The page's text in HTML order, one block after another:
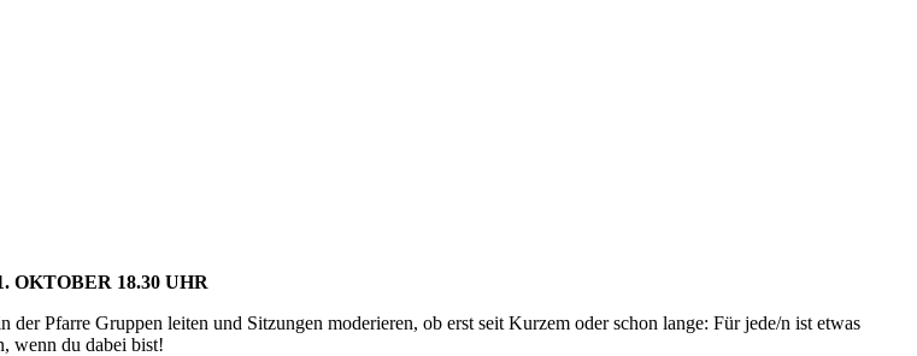
OKTOBER 18.30 UHR
Pfarre Gruppen leiten und Sitzungen moderieren, ob erst seit Kurzem oder schon lange: Für jede/n ist etwas
wenn du dabei bist!